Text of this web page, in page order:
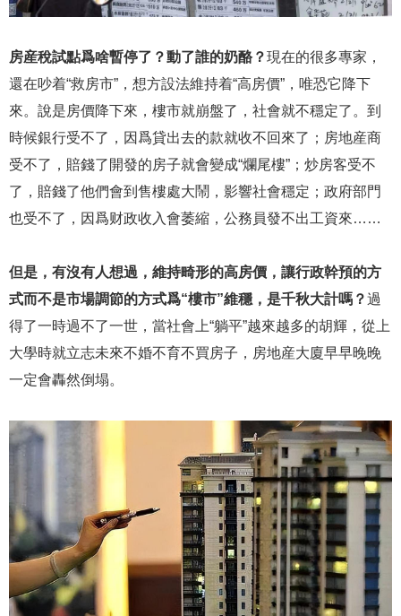
房産稅試點爲啥暫停了？動了誰的奶酪？現在的很多專家，
還在吵着“救房市”，想方設法維持着“高房價”，唯恐它降下
來。說是房價降下來，樓市就崩盤了，社會就不穩定了。到
時候銀行受不了，因爲貸出去的款就收不回來了；房地産商
受不了，賠錢了開發的房子就會變成“爛尾樓”；炒房客受不
了，賠錢了他們會到售樓處大鬧，影響社會穩定；政府部門
也受不了，因爲财政收入會萎縮，公務員發不出工資來……
但是，有沒有人想過，維持畸形的高房價，讓行政幹預的方
式而不是市場調節的方式爲“樓市”維穩，是千秋大計嗎？過
得了一時過不了一世，當社會上“躺平”越來越多的胡輝，從上
大學時就立志未來不婚不育不買房子，房地産大廈早早晚晚
一定會轟然倒塌。